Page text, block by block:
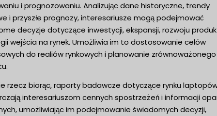
i prognozowaniu. Analizując dane historyczne, trendy
i przyszłe prognozy, interesariusze mogą podejmować
decyzje dotyczące inwestycji, ekspansji, rozwoju
wejścia na rynek. Umożliwia im to dostosowanie celów
do realiów rynkowych i planowanie zrównoważonego
rzecz biorąc, raporty badawcze dotyczące rynku
interesariuszom cennych spostrzeżeń i informacji
umożliwiając im podejmowanie świadomych decyzji,